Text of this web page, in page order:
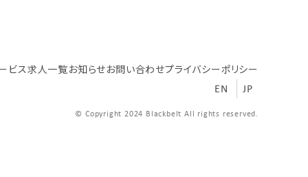
ビス求人一覧お知らせお問い合わせプライバシーポリシー
EN JP
© Copyright 2024 Blackbelt All rights reserved.